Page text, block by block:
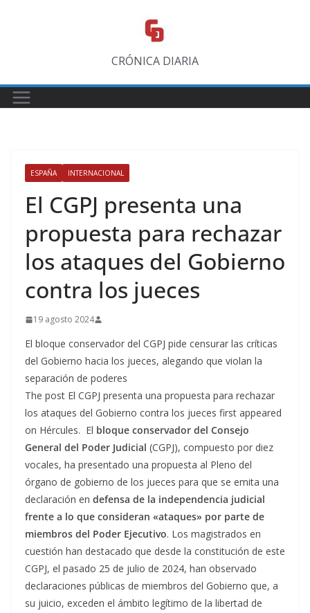
CRÓNICA DIARIA
ESPAÑA INTERNACIONAL
El CGPJ presenta una
propuesta para rechazar
los ataques del Gobierno
contra los jueces
19 agosto 2024
El bloque conservador del CGPJ pide censurar las críticas
del Gobierno hacia los jueces, alegando que violan la
separación de poderes
The post El CGPJ presenta una propuesta para rechazar
los ataques del Gobierno contra los jueces first appeared
on Hércules. El bloque conservador del Consejo
General del Poder Judicial (CGPJ), compuesto por diez
vocales, ha presentado una propuesta al Pleno del
órgano de gobierno de los jueces para que se emita una
declaración en defensa de la independencia judicial
frente a lo que consideran «ataques» por parte de
miembros del Poder Ejecutivo. Los magistrados en
cuestión han destacado que desde la constitución de este
CGPJ, el pasado 25 de julio de 2024, han observado
declaraciones públicas de miembros del Gobierno que, a
su juicio, exceden el ámbito legítimo de la libertad de